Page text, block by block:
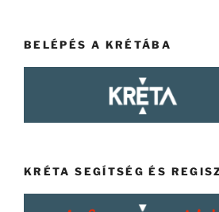
BELÉPÉS A KRÉTÁBA
KRÉTA SEGÍTSÉG ÉS